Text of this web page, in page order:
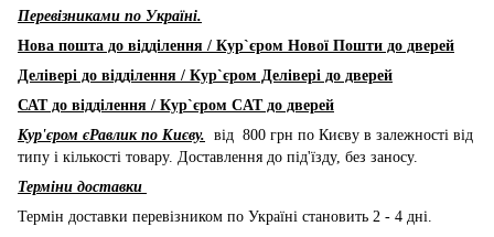
Перевізниками по Україні.
Нова пошта до відділення / Кур`єром Нової Пошти до дверей
Делівері до відділення / Кур`єром Делівері до дверей
САТ до відділення / Кур`єром CAT до дверей
Кур'єром єРавлик по Києву. від 800 грн по Києву в залежності від
типу і кількості товару. Доставлення до під'їзду, без заносу.
Терміни доставки
Термін доставки перевізником по Україні становить 2 - 4 дні.